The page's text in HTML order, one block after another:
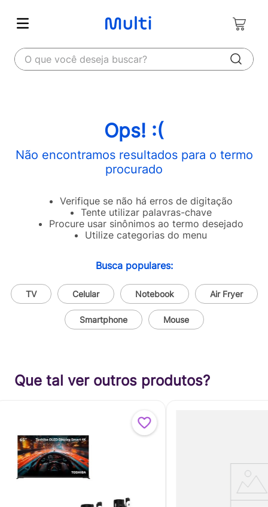
O que você deseja buscar?
Ops! :(
Não encontramos resultados para o termo
procurado
Verifique se não há erros de digitação
Tente utilizar palavras-chave
Procure usar sinônimos ao termo desejado
Utilize categorias do menu
Busca populares:
TV Celular Notebook Air Fryer
Smartphone Mouse
Que tal ver outros produtos?